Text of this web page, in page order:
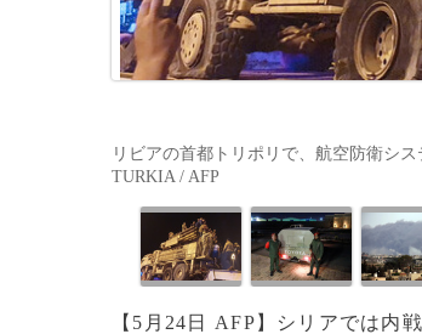
リビアの首都トリポリで、航空防衛シ
TURKIA / AFP
【5月24日 AFP】シリアでは内